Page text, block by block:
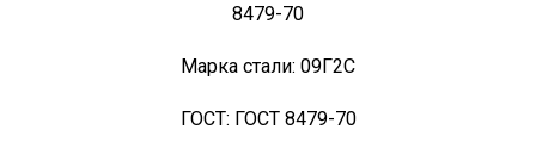
8479-70
Марка стали: 09Г2С
ГОСТ: ГОСТ 8479-70